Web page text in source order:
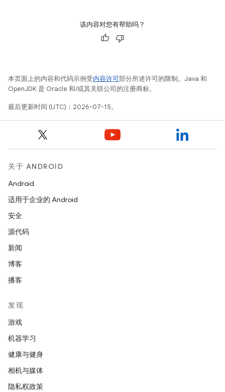
该内容对您有帮助吗？
本页面上的内容和代码示例受内容许可部分所述许可的限制。Java 和
OpenJDK 是 Oracle 和/或其关联公司的注册商标。
最后更新时间 (UTC)：2026-07-15。
关于 ANDROID
Android
适用于企业的 Android
安全
源代码
新闻
博客
播客
发现
游戏
机器学习
健康与健身
相机与媒体
隐私权政策